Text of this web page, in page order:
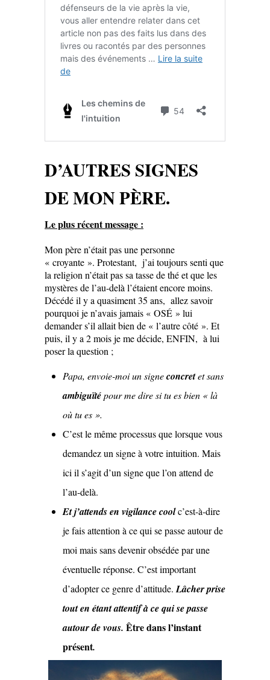
D’AUTRES SIGNES
DE MON PÈRE.
Le plus récent message :
Mon père n’était pas une personne
« croyante ». Protestant, j’ai toujours senti que
la religion n’était pas sa tasse de thé et que les
mystères de l’au-delà l’étaient encore moins.
Décédé il y a quasiment 35 ans, allez savoir
pourquoi je n’avais jamais « OSÉ » lui
demander s’il allait bien de « l’autre côté ». Et
puis, il y a 2 mois je me décide, ENFIN, à lui
poser la question ;
Papa, envoie-moi un signeconcretet sans
ambiguïtépour me dire si tu es bien « là
où tu es ».
C’est le même processus que lorsque vous
demandez un signe à votre intuition. Mais
ici il s’agit d’un signe que l’on attend de
l’au-delà.
Et j’attends en vigilance coolc’est-à-dire
je fais attention à ce qui se passe autour de
moi mais sans devenir obsédée par une
éventuelle réponse. C’est important
d’adopter ce genre d’attitude.Lâcher prise
tout en étant attentif à ce qui se passe
autour de vous. Être dans l’instant
présent.